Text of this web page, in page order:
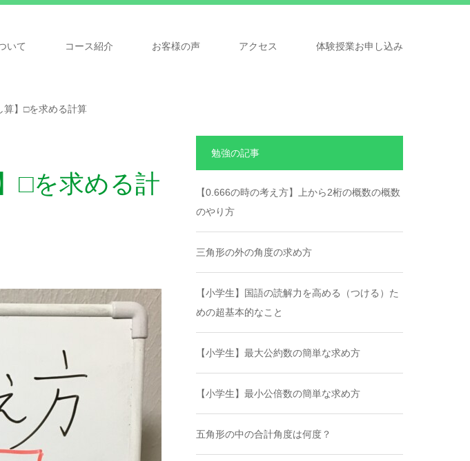
いて コース紹介 お客様の声 アクセス 体験授業お申し込み
算】□を求める計算
□を求める計
勉強の記事
【0.666の時の考え方】上から2桁の概数の概数
のやり方
三角形の外の角度の求め方
【小学生】国語の読解力を高める（つける）た
めの超基本的なこと
【小学生】最大公約数の簡単な求め方
【小学生】最小公倍数の簡単な求め方
五角形の中の合計角度は何度？